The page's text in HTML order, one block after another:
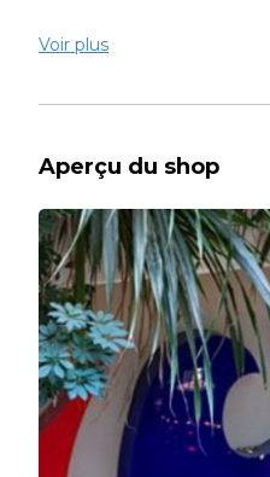
Le MARDI, bénéficiez de
Voir plus
Aperçu du shop